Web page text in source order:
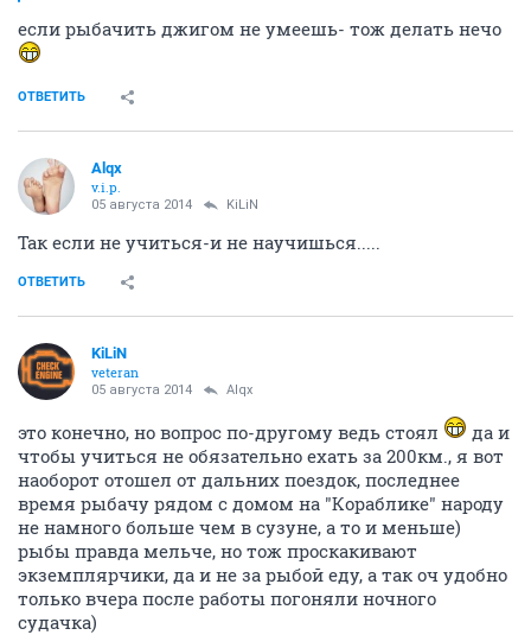
если рыбачить джигом не умеешь- тож делать нечо
ОТВЕТИТЬ
Alqx
v.i.p.
05 августа 2014 KiLiN
Так если не учиться-и не научишься.....
ОТВЕТИТЬ
KiLiN
veteran
05 августа 2014 Alqx
это конечно, но вопрос по-другому ведь стоял
да и
чтобы учиться не обязательно ехать за 200км., я вот
наоборот отошел от дальних поездок, последнее
время рыбачу рядом с домом на "Кораблике" народу
не намного больше чем в сузуне, а то и меньше)
рыбы правда мельче, но тож проскакивают
экземплярчики, да и не за рыбой еду, а так оч удобно
только вчера после работы погоняли ночного
судачка)